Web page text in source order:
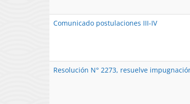
Comunicado postulaciones III-IV
Resolución N° 2273, resuelve